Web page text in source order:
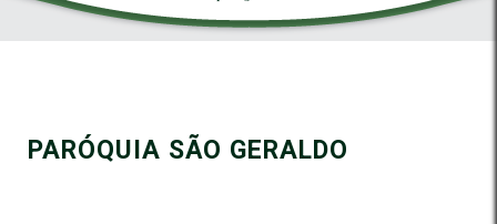
PARÓQUIA SÃO GERALDO